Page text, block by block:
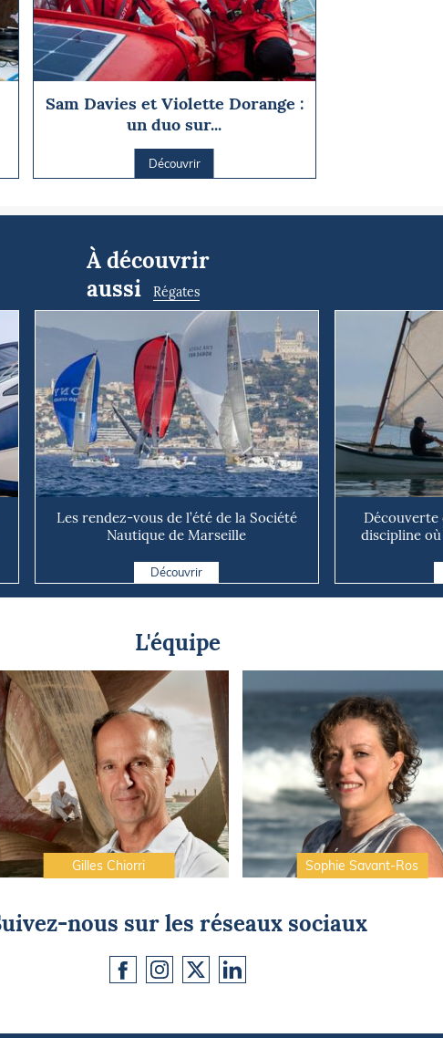
Sam Davies et Violette Dorange :
un duo sur...
Découvrir
À découvrir
aussi
Régates
Les rendez-vous de l’été de la Société
Nautique de Marseille
Découvrir
Découverte
discipline
L'équipe
Gilles Chiorri Sophie Savant-Ros
nous sur les réseaux sociaux